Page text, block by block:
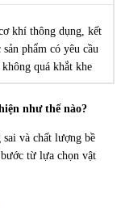
khí thông dụng, kết
sản phẩm có yêu cầu
không quá khắt khe
như thế nào?
và chất lượng bề
từ lựa chọn vật